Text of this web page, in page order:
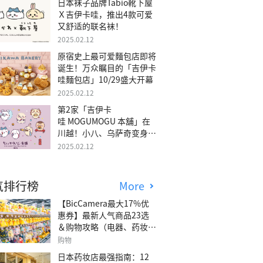
日本袜子品牌Tabio靴下屋
Ｘ吉伊卡哇，推出4款可爱
又舒适的联名袜！
2025.02.12
原宿史上最可爱麵包店即将
诞生！万众瞩目的「吉伊卡
哇麵包店」10/29盛大开幕
2025.02.12
第2家「吉伊卡
哇 MOGUMOGU 本舖」在
川越！小八、乌萨奇变身可
爱地瓜！
2025.02.12
行榜 More
【BicCamera最大17%优
惠券】最新人气商品23选
＆购物攻略（电器、药妆、
玩具等）
购物
日本药妆店最强指南：12